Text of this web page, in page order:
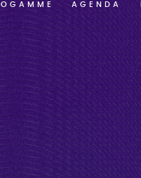
AGENDA